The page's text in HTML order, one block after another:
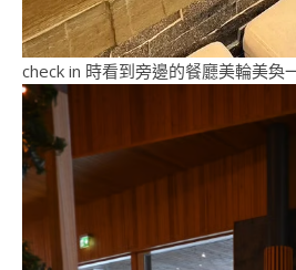
check in 時看到旁邊的餐廳美輪美奐